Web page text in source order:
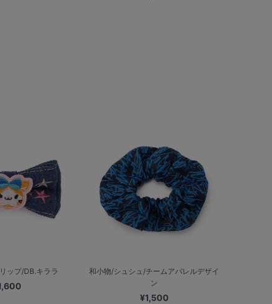
ップ/DB.キララ
和小物/シュシュ/チームアパレルデザイ
ン
¥1,500